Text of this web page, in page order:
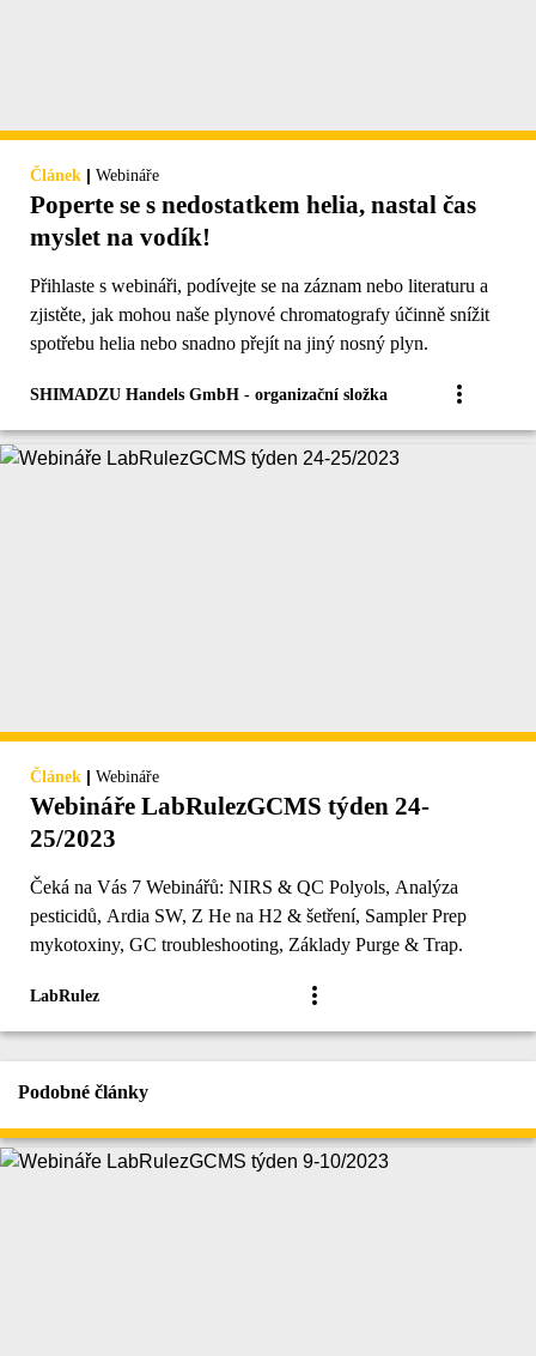
Článek | Webináře
Poperte se s nedostatkem helia, nastal čas
myslet na vodík!
Přihlaste s webináři, podívejte se na záznam nebo literaturu a
zjistěte, jak mohou naše plynové chromatografy účinně snížit
spotřebu helia nebo snadno přejít na jiný nosný plyn.
SHIMADZU Handels GmbH - organizační složka
Článek | Webináře
Webináře LabRulezGCMS týden 24-
25/2023
Čeká na Vás 7 Webinářů: NIRS & QC Polyols, Analýza
pesticidů, Ardia SW, Z He na H2 & šetření, Sampler Prep
mykotoxiny, GC troubleshooting, Základy Purge & Trap.
LabRulez
Podobné články